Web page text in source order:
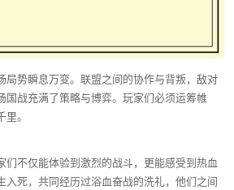
局势瞬息万变。联盟之间的协作与背叛，敌对
国战充满了策略与博弈。玩家们必须运筹帷
。
们不仅能体验到激烈的战斗，更能感受到热血
入死，共同经历过浴血奋战的洗礼，他们之间